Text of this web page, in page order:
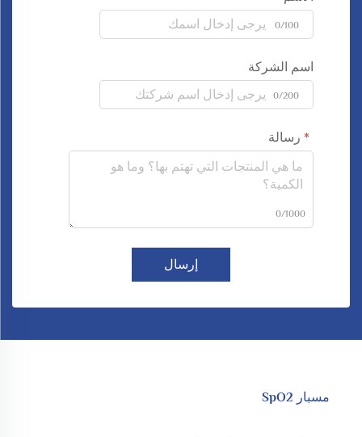
0/100
اسم الشركة
0/200
رسالة
0/1000
إرسال
مسبار SpO2